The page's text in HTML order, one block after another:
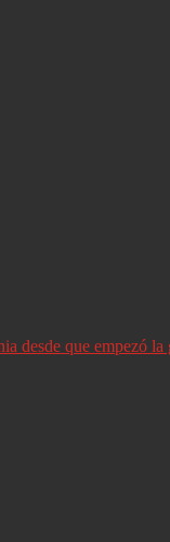
desde que empezó la